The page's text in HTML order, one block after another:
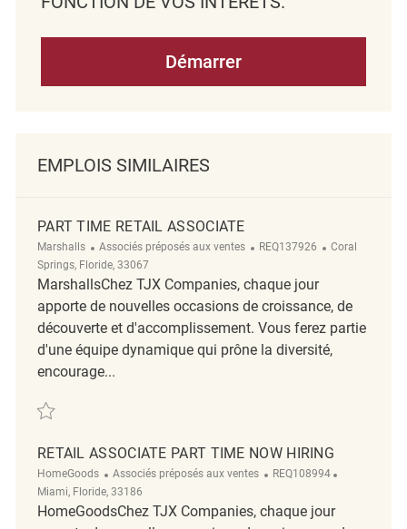
Démarrer
EMPLOIS SIMILAIRES
PART TIME RETAIL ASSOCIATE
Marshalls Catégorie
Associés préposés aux ventes ReqId
REQ137926 Emplacement
Coral
Springs, Floride, 33067
MarshallsChez TJX Companies, chaque jour
apporte de nouvelles occasions de croissance, de
découverte et d'accomplissement. Vous ferez partie
d'une équipe dynamique qui prône la diversité,
encourage...
Sauvegarder Part Time Retail Associate REQ137926
RETAIL ASSOCIATE PART TIME NOW HIRING
HomeGoods Catégorie
Associés préposés aux ventes ReqId
REQ108994
Miami, Floride, 33186
HomeGoodsChez TJX Companies, chaque jour